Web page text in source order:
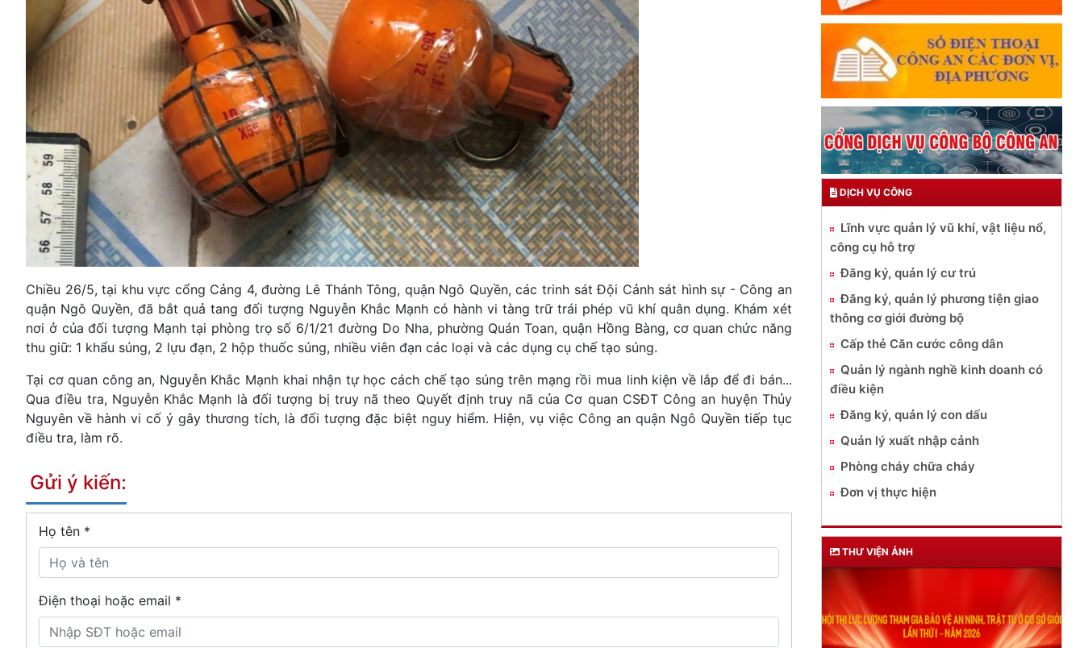
Chiều 26/5, tại khu vực cổng Cảng 4, đường Lê Thánh Tông, quận Ngô Quyền, các trinh sát Đội Cảnh sát hình sự - Công an
quận Ngô Quyền, đã bắt quả tang đối tượng Nguyễn Khắc Mạnh có hành vi tàng trữ trái phép vũ khí quân dụng. Khám xét
nơi ở của đối tượng Mạnh tại phòng trọ số 6/1/21 đường Do Nha, phường Quán Toan, quận Hồng Bàng, cơ quan chức năng
thu giữ: 1 khẩu súng, 2 lựu đạn, 2 hộp thuốc súng, nhiều viên đạn các loại và các dụng cụ chế tạo súng.
Tại cơ quan công an, Nguyễn Khắc Mạnh khai nhận tự học cách chế tạo súng trên mạng rồi mua linh kiện về lắp để đi bán...
Qua điều tra, Nguyễn Khắc Mạnh là đối tượng bị truy nã theo Quyết định truy nã của Cơ quan CSĐT Công an huyện Thủy
Nguyên về hành vi cố ý gây thương tích, là đối tượng đặc biệt nguy hiểm. Hiện, vụ việc Công an quận Ngô Quyền tiếp tục
điều tra, làm rõ.
Gửi ý kiến:
Họ tên *
Điện thoại hoặc email *
DỊCH VỤ CÔNG
Lĩnh vực quản lý vũ khí, vật liệu nổ,
công cụ hỗ trợ
Đăng ký, quản lý cư trú
Đăng ký, quản lý phương tiện giao
thông cơ giới đường bộ
Cấp thẻ Căn cước công dân
Quản lý ngành nghề kinh doanh có
điều kiện
Đăng ký, quản lý con dấu
Quản lý xuất nhập cảnh
Phòng cháy chữa cháy
Đơn vị thực hiện
THƯ VIỆN ẢNH